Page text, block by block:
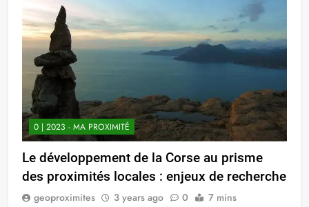
0 | 2023 - MA PROXIMITÉ
Le développement de la Corse au prisme
des proximités locales : enjeux de recherche
geoproximites 3 years ago 0 7 mins